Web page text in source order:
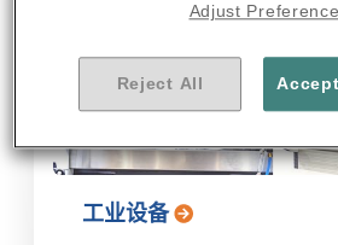
工业设备
Adjust
Reject All